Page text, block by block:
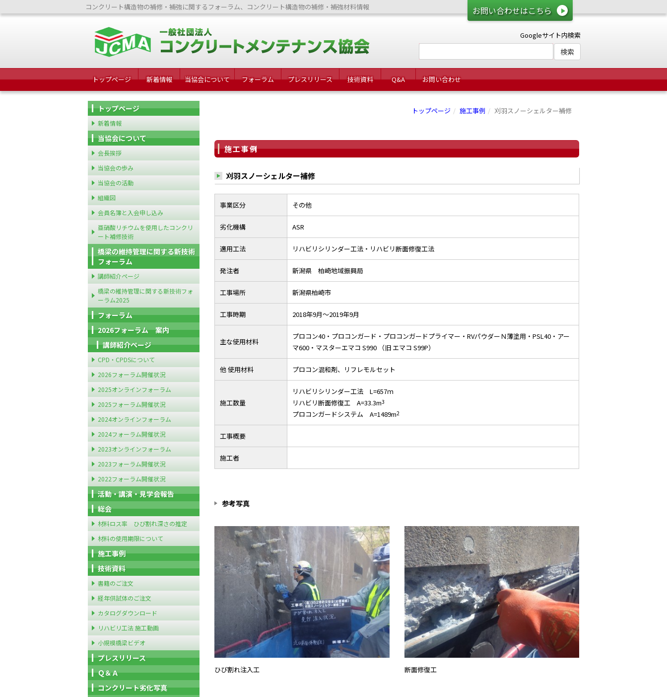
お問い合わせはこちら
コンクリート構造物の補修・補強に関するフォーラム、コンクリート構造物の補修・補強材料情報
Googleサイト内検索
トップページ 新着情報 当協会について フォーラム プレスリリース 技術資料 Q&A お問い合わせ
トップページ 施工事例 刈羽スノーシェルター補修
施工事例
刈羽スノーシェルター補修
事業区分 その他
劣化機構 ASR
適用工法 リハビリシリンダー工法・リハビリ断面修復工法
発注者 新潟県 柏崎地域振興局
工事場所 新潟県柏崎市
工事時期 2018年9月～2019年9月
主な使用材料
プロコン40・プロコンガード・プロコンガードプライマー・RVパウダーＮ薄塗用・PSL40・アー
マ600・マスターエマコ S990 （旧 エマコ S99P）
他 使用材料 プロコン混和剤、リフレモルセット
施工数量
リハビリシリンダー工法 L=657ｍ
リハビリ断面修復工 A=33.3m3
プロコンガードシステム A=1489m2
工事概要
施工者
参考写真
ひび割れ注入工 断面修復工
トップページ
新着情報
当協会について
会長挨拶
当協会の歩み
当協会の活動
組織図
会員名簿と入会申し込み
亜硝酸リチウムを使用したコンクリ
ート補修技術
橋梁の維持管理に関する新技術
フォーラム
講師紹介ページ
橋梁の維持管理に関する新技術フォ
ーラム2025
フォーラム
2026フォーラム 案内
講師紹介ページ
CPD・CPDSについて
2026フォーラム開催状況
2025オンラインフォーラム
2025フォーラム開催状況
2024オンラインフォーラム
2024フォーラム開催状況
2023オンラインフォーラム
2023フォーラム開催状況
2022フォーラム開催状況
活動・講演・見学会報告
総会
材料ロス率 ひび割れ深さの推定
材料の使用期限について
施工事例
技術資料
書籍のご注文
経年供試体のご注文
カタログダウンロード
リハビリ工法 施工動画
小規模橋梁ビデオ
プレスリリース
Ｑ＆Ａ
コンクリート劣化写真